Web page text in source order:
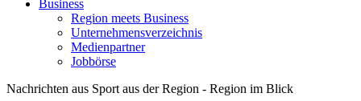
Business
Region meets Business
Unternehmensverzeichnis
Medienpartner
Jobbörse
Nachrichten aus Sport aus der Region - Region im Blick